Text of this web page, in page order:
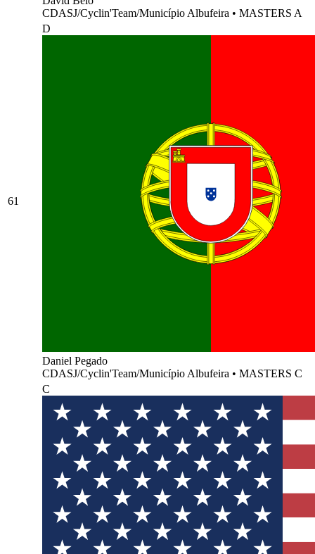
CDASJ/Cyclin'Team/Município Albufeira • MASTERS A
61
D
Daniel Pegado
CDASJ/Cyclin'Team/Município Albufeira • MASTERS C
C